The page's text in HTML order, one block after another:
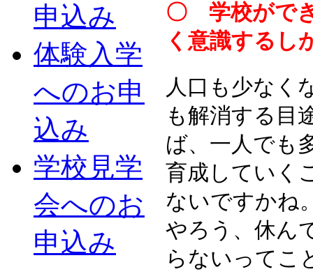
〇 学校がで
く意識するし
人口も少なく
も解消する目
ば、一人でも
育成していく
ないですかね
やろう、休ん
らないってこ
申込み
体験入学
へのお申
込み
学校見学
会へのお
申込み